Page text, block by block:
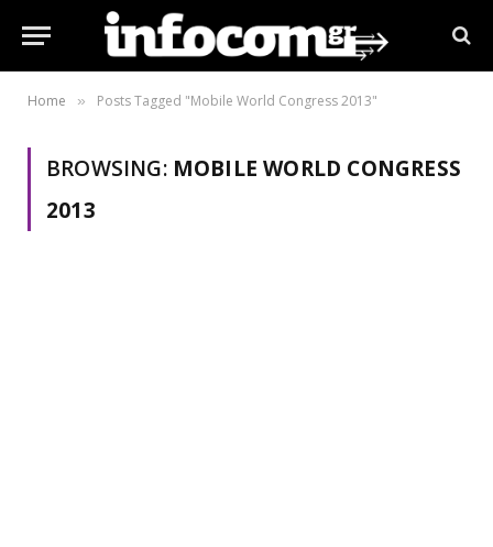
Home » Posts Tagged "Mobile World Congress 2013"
BROWSING: MOBILE WORLD CONGRESS
2013